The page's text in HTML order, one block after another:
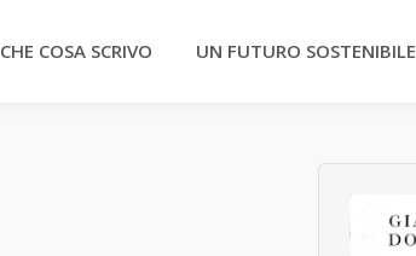
CHE COSA SCRIVO UN FUTURO SOSTENIBILE